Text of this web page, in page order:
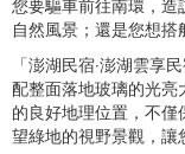
您要驅車前往南環，
自然風景；還是您想搭
「澎湖民宿‧澎湖雲享
配整面落地玻璃的光亮
的良好地理位置，不
望綠地的視野景觀，讓